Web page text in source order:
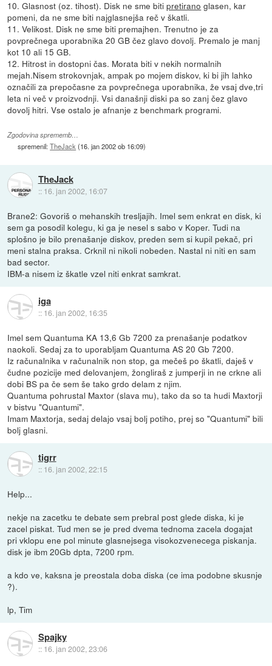
10. Glasnost (oz. tihost). Disk ne sme bitipretirano glasen, kar
pomeni, da ne sme biti najglasnejša reč v škatli.
11. Velikost. Disk ne sme biti premajhen. Trenutno je za
povprečnega uporabnika 20 GB čez glavo dovolj. Premalo je manj
kot 10 ali 15 GB.
12. Hitrost in dostopni čas. Morata biti v nekih normalnih
mejah.Nisem strokovnjak, ampak po mojem diskov, ki bi jih lahko
označili za prepočasne za povprečnega uporabnika, že vsaj dve,tri
leta ni več v proizvodnji. Vsi današnji diski pa so zanj čez glavo
dovolj hitri. Vse ostalo je afnanje z benchmark programi.
Zgodovina sprememb…
spremenil:TheJack (16. jan 2002 ob 16:09)
TheJack
:: 16. jan 2002, 16:07
Brane2: Govoriš o mehanskih tresljajih. Imel sem enkrat en disk, ki
sem ga posodil kolegu, ki ga je nesel s sabo v Koper. Tudi na
splošno je bilo prenašanje diskov, preden sem si kupil pekač, pri
meni stalna praksa. Crknil ni nikoli nobeden. Nastal ni niti en sam
bad sector.
IBM-a nisem iz škatle vzel niti enkrat samkrat.
iga
:: 16. jan 2002, 16:35
Imel sem Quantuma KA 13,6 Gb 7200 za prenašanje podatkov
naokoli. Sedaj za to uporabljam Quantuma AS 20 Gb 7200.
Iz računalnika v računalnik non stop, ga mečeš po škatli, daješ v
čudne pozicije med delovanjem, žongliraš z jumperji in ne crkne ali
dobi BS pa če sem še tako grdo delam z njim.
Quantuma pohrustal Maxtor (slava mu), tako da so ta hudi Maxtorji
v bistvu "Quantumi".
Imam Maxtorja, sedaj delajo vsaj bolj potiho, prej so "Quantumi" bili
bolj glasni.
tigrr
:: 16. jan 2002, 22:15
Help...
nekje na zacetku te debate sem prebral post glede diska, ki je
zacel piskat. Tud men se je pred dvema tednoma zacela dogajat
pri vklopu ene pol minute glasnejsega visokozvenecega piskanja.
disk je ibm 20Gb dpta, 7200 rpm.
a kdo ve, kaksna je preostala doba diska (ce ima podobne skusnje
?).
lp, Tim
Spajky
:: 16. jan 2002, 23:06